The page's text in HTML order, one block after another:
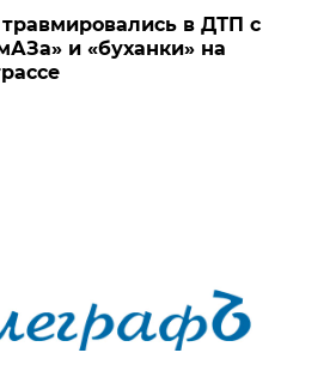
в ДТП с
и «буханки» на